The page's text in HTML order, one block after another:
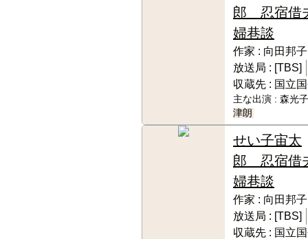
郎 忍宿借
婦巷談
作家 : 向田邦子
放送局 : [TBS]
収蔵先 : 国立
主な出演 : 森光
津朗
せい子宙太
郎 忍宿借
婦巷談
作家 : 向田邦子
放送局 : [TBS]
収蔵先 : 国立